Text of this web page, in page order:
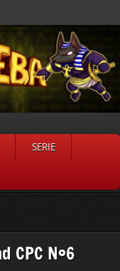
SERIE
CPC N°6